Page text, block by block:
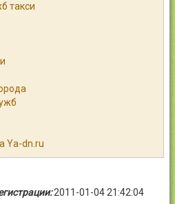
такси
Ya-dn.ru
2011-01-04 21:42:04